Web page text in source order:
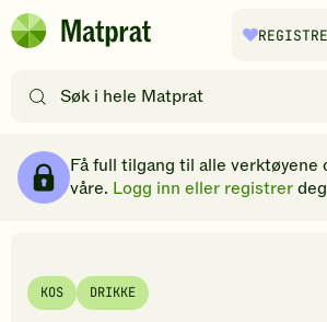
Hopp til hovedinnhold
Matprat
etter
filtre
Få full tilgang til alle verktøyene
våre. Logg inn eller registrer
KOS DRIKKE